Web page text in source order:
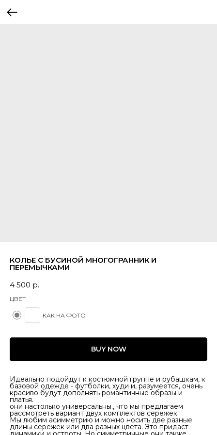
КОЛЬЕ С БУСИНОЙ МНОГОГРАННИК И
ПЕРЕМЫЧКАМИ
4 500 р.
ЦВЕТ
КАК НА ФОТО
BUY NOW
Идеально подойдут к костюмной группе и рубашкам, к
базовой одежде - футболки, худи и, разумеется, очень
красиво будут дополнять романтичные образы и
платья.
они настолько универсальны., что мы предлагаем
рассмотреть вариант двух комплектов сережек.
Мы любим асимметрию и можно носить две разные
длины сережек или два разных цвета. Это придаст